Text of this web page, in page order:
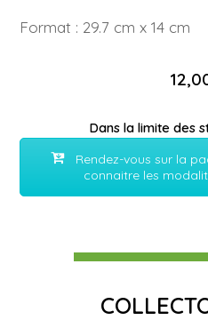
Format : 29.7 cm x 14 cm
Dans la limite des
Rendez-vous sur la
connaitre les